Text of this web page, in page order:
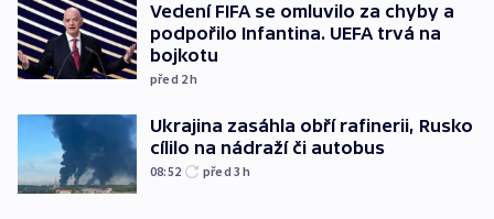
Vedení FIFA se omluvilo za chyby a
podpořilo Infantina. UEFA trvá na
bojkotu
před 2h
Ukrajina zasáhla obří rafinerii, Rusko
cílilo na nádraží či autobus
08:52 před 3h